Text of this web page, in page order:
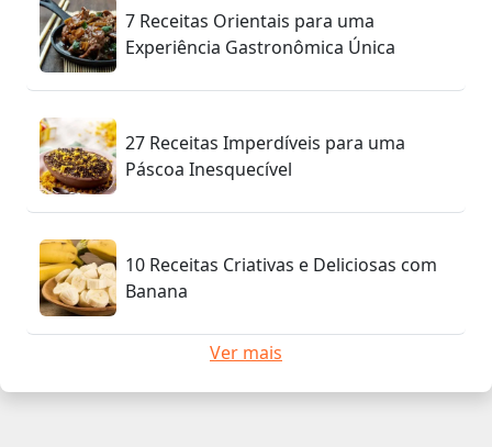
7 Receitas Orientais para uma
Experiência Gastronômica Única
27 Receitas Imperdíveis para uma
Páscoa Inesquecível
10 Receitas Criativas e Deliciosas com
Banana
Ver mais